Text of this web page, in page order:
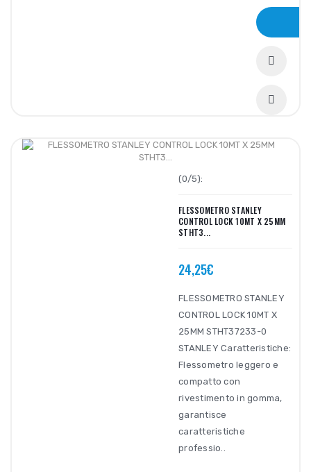
(0/5):
FLESSOMETRO STANLEY
CONTROL LOCK 10MT X 25MM
STHT3...
24,25€
FLESSOMETRO STANLEY
CONTROL LOCK 10MT X
25MM STHT37233-0
STANLEY Caratteristiche:
Flessometro leggero e
compatto con
rivestimento in gomma,
garantisce
caratteristiche
professio..